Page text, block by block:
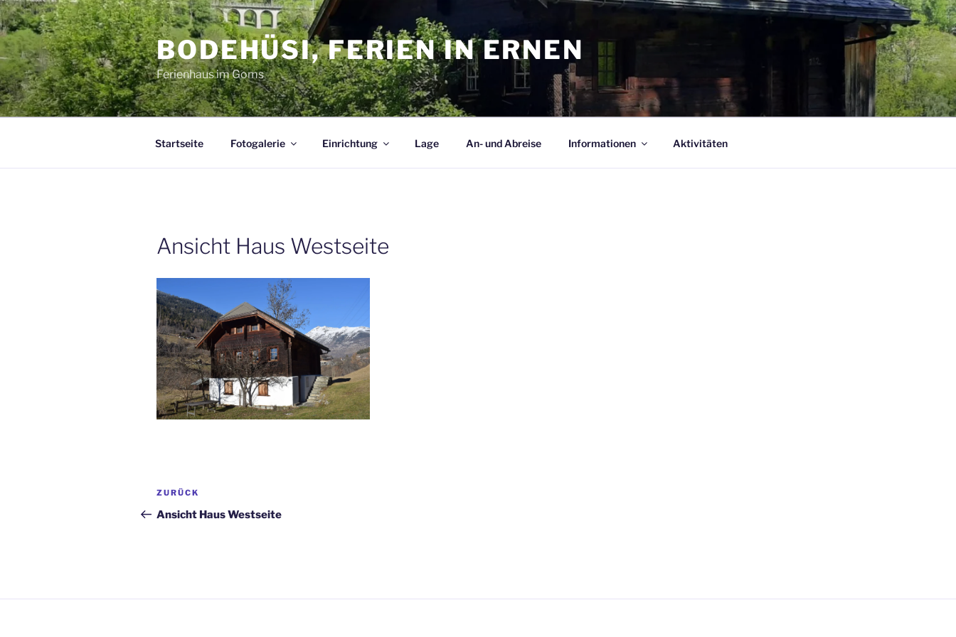
Zum
Inhalt
springen
BODEHÜSI, FERIEN IN ERNEN
Ferienhaus im Goms
Startseite Fotogalerie Einrichtung Lage An- und Abreise Informationen Aktivitäten
Ansicht Haus Westseite
Beitragsnavigation
Vorheriger
Beitrag
ZURÜCK
Ansicht Haus Westseite